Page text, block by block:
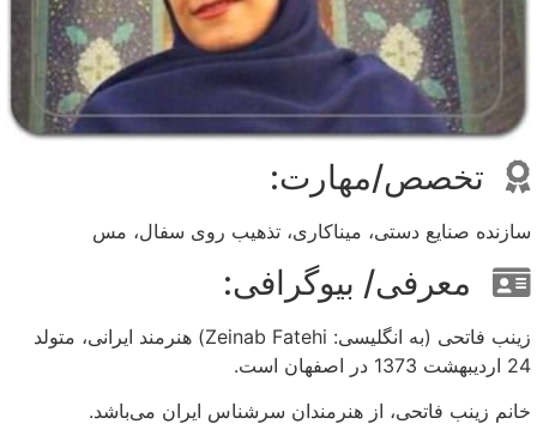
تخصص/مهارت:
سازنده صنایع دستی، میناکاری، تذهیب روی سفال، مس
معرفی/ بیوگرافی:
زینب فاتحی (به انگلیسی: Zeinab Fatehi) هنرمند ایرانی، متولد
24 اردیبهشت 1373 در اصفهان است.
خانم زینب فاتحی، از هنرمندان سرشناس ایران می‌باشد.